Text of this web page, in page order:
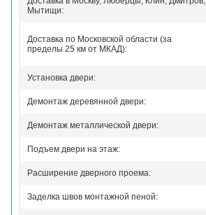
Мытищи:
Доставка по Московской области (за
пределы 25 км от МКАД):
Установка двери:
Демонтаж деревянной двери:
Демонтаж металлической двери:
Подъем двери на этаж:
Расширение дверного проема:
Заделка швов монтажной пеной: